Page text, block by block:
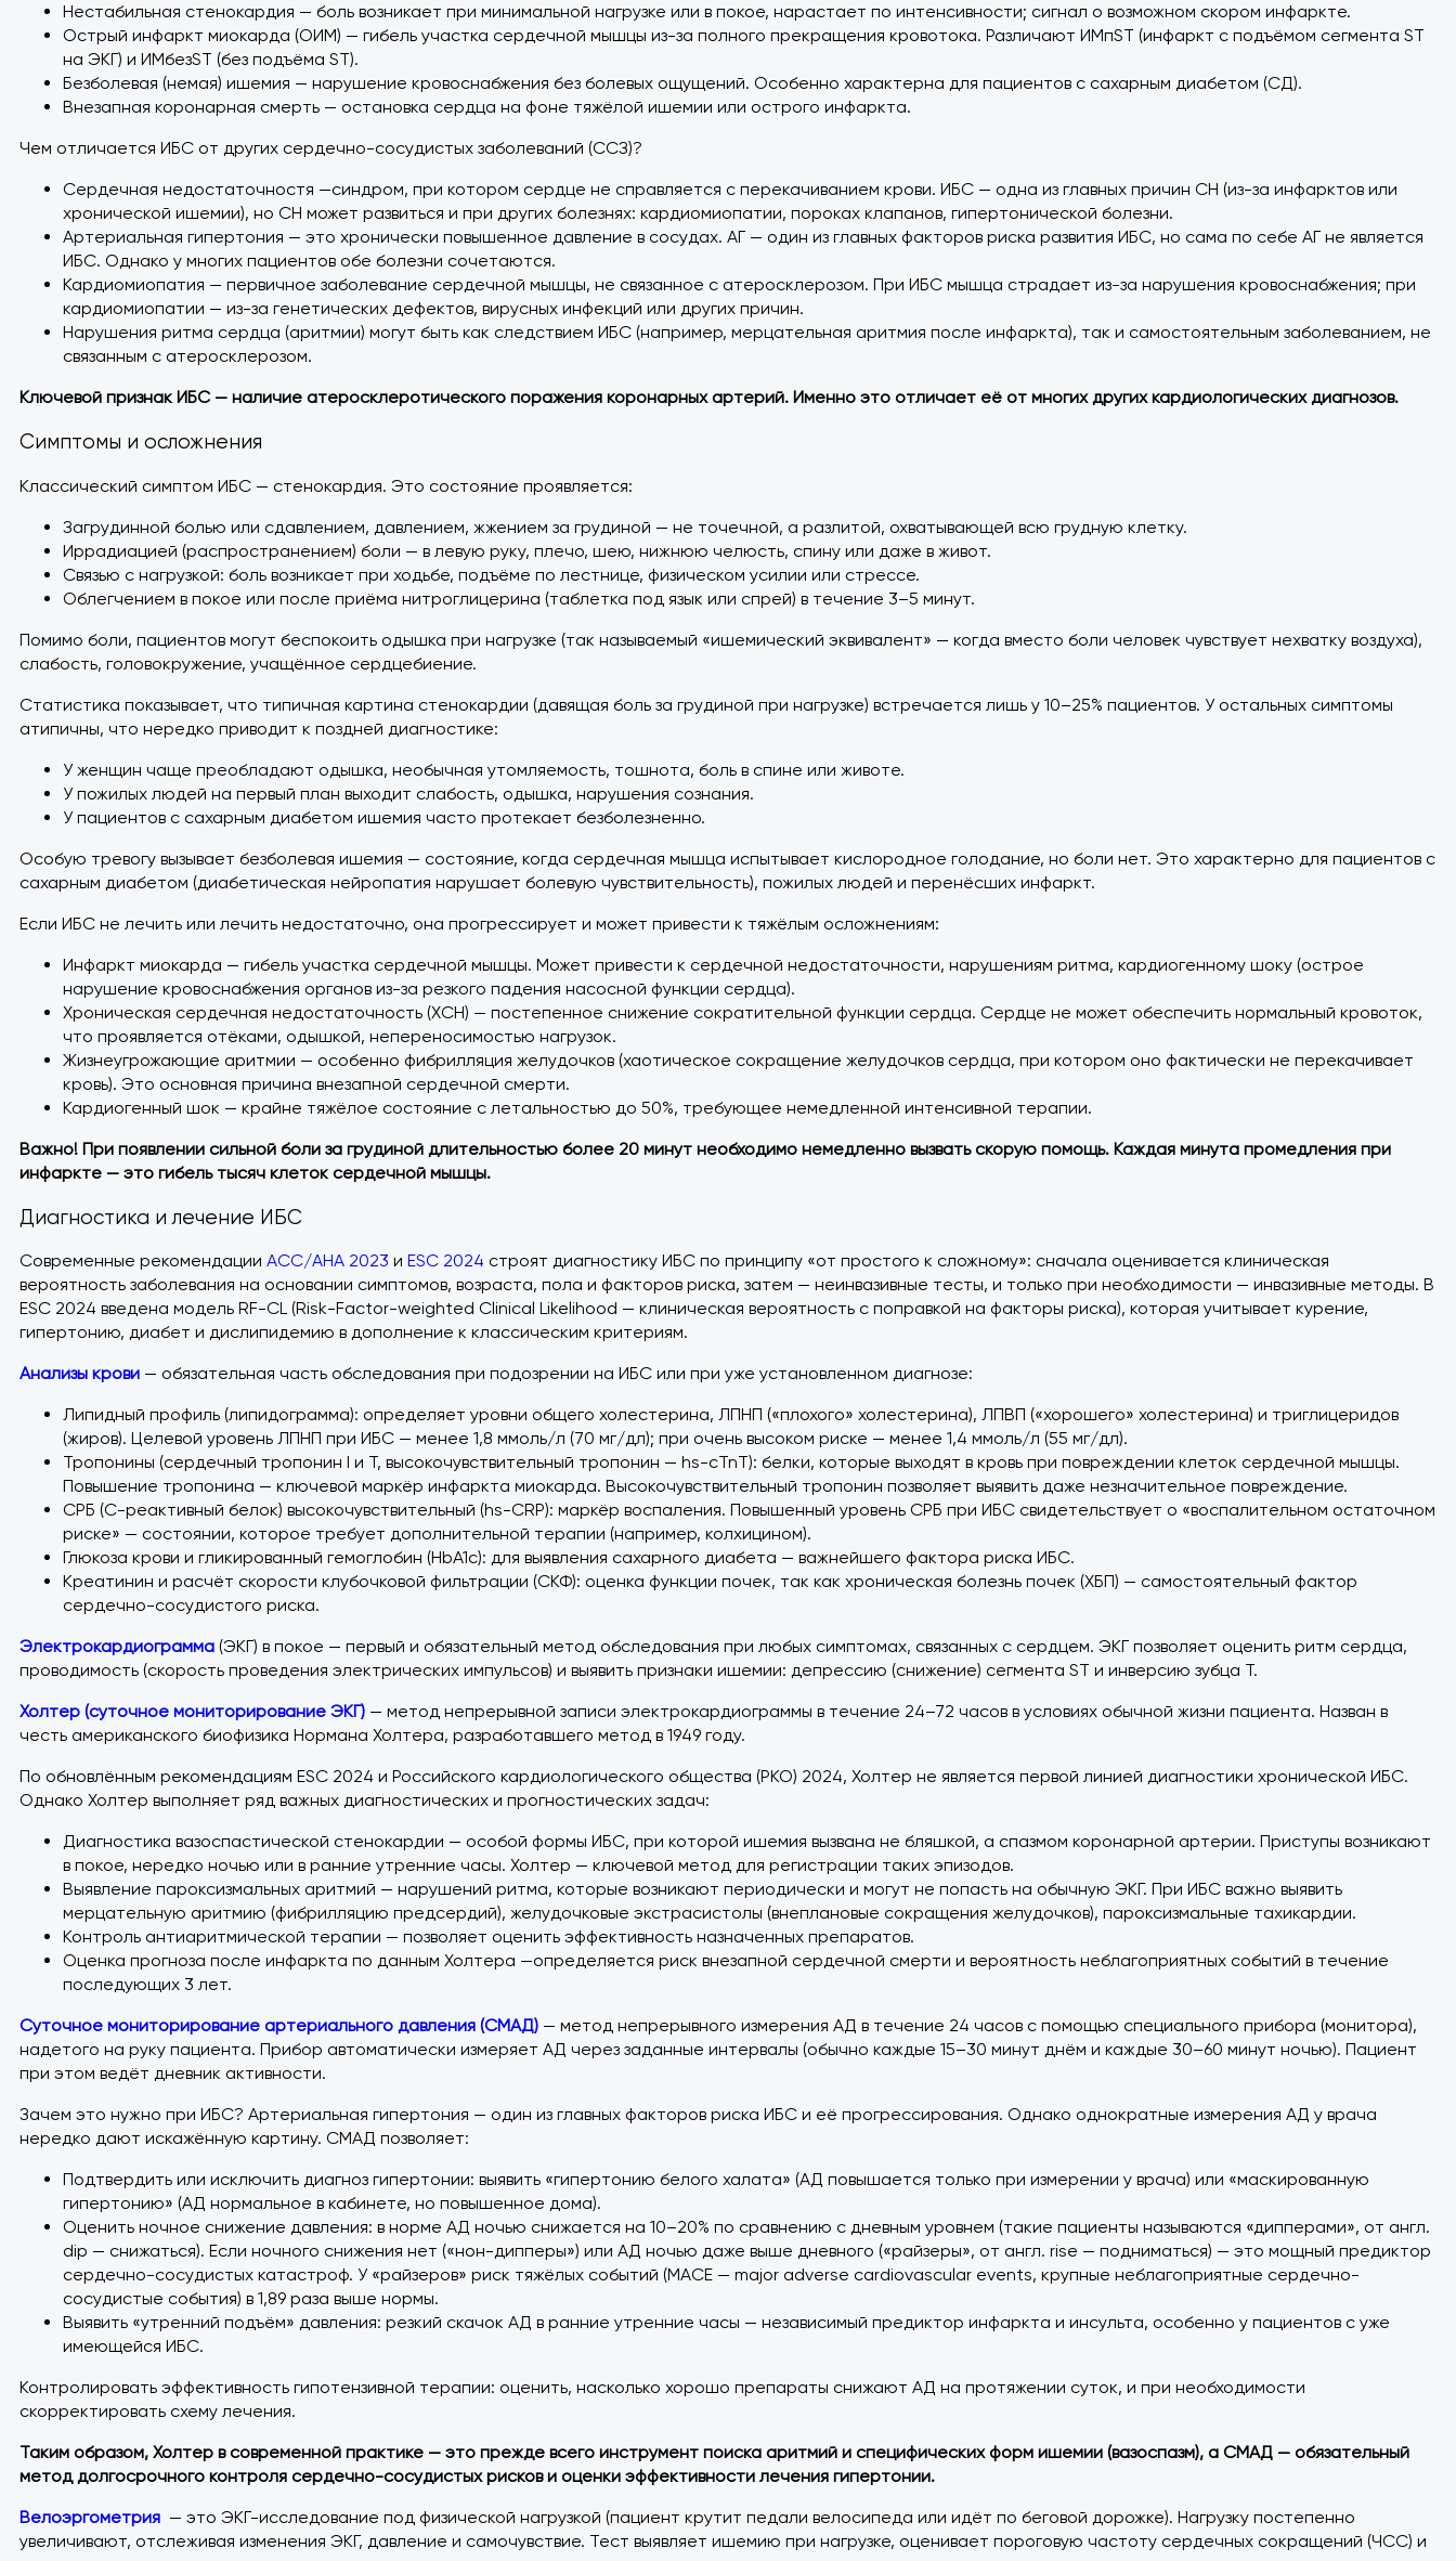
Нестабильная стенокардия — боль возникает при минимальной нагрузке или в покое, нарастает по интенсивности; сигнал о возможном скором инфаркте.
Острый инфаркт миокарда (ОИМ) — гибель участка сердечной мышцы из-за полного прекращения кровотока. Различают ИМпST (инфаркт с подъёмом сегмента ST
на ЭКГ) и ИМбезST (без подъёма ST).
Безболевая (немая) ишемия — нарушение кровоснабжения без болевых ощущений. Особенно характерна для пациентов с сахарным диабетом (СД).
Внезапная коронарная смерть — остановка сердца на фоне тяжёлой ишемии или острого инфаркта.
Чем отличается ИБС от других сердечно-сосудистых заболеваний (ССЗ)?
Сердечная недостаточностя —синдром, при котором сердце не справляется с перекачиванием крови. ИБС — одна из главных причин СН (из-за инфарктов или
хронической ишемии), но СН может развиться и при других болезнях: кардиомиопатии, пороках клапанов, гипертонической болезни.
Артериальная гипертония — это хронически повышенное давление в сосудах. АГ — один из главных факторов риска развития ИБС, но сама по себе АГ не является
ИБС. Однако у многих пациентов обе болезни сочетаются.
Кардиомиопатия — первичное заболевание сердечной мышцы, не связанное с атеросклерозом. При ИБС мышца страдает из-за нарушения кровоснабжения; при
кардиомиопатии — из-за генетических дефектов, вирусных инфекций или других причин.
Нарушения ритма сердца (аритмии) могут быть как следствием ИБС (например, мерцательная аритмия после инфаркта), так и самостоятельным заболеванием, не
связанным с атеросклерозом.
Ключевой признак ИБС — наличие атеросклеротического поражения коронарных артерий. Именно это отличает её от многих других кардиологических диагнозов.
Симптомы и осложнения
Классический симптом ИБС — стенокардия. Это состояние проявляется:
Загрудинной болью или сдавлением, давлением, жжением за грудиной — не точечной, а разлитой, охватывающей всю грудную клетку.
Иррадиацией (распространением) боли — в левую руку, плечо, шею, нижнюю челюсть, спину или даже в живот.
Связью с нагрузкой: боль возникает при ходьбе, подъёме по лестнице, физическом усилии или стрессе.
Облегчением в покое или после приёма нитроглицерина (таблетка под язык или спрей) в течение 3–5 минут.
Помимо боли, пациентов могут беспокоить одышка при нагрузке (так называемый «ишемический эквивалент» — когда вместо боли человек чувствует нехватку воздуха),
слабость, головокружение, учащённое сердцебиение.
Статистика показывает, что типичная картина стенокардии (давящая боль за грудиной при нагрузке) встречается лишь у 10–25% пациентов. У остальных симптомы
атипичны, что нередко приводит к поздней диагностике:
У женщин чаще преобладают одышка, необычная утомляемость, тошнота, боль в спине или животе.
У пожилых людей на первый план выходит слабость, одышка, нарушения сознания.
У пациентов с сахарным диабетом ишемия часто протекает безболезненно.
Особую тревогу вызывает безболевая ишемия — состояние, когда сердечная мышца испытывает кислородное голодание, но боли нет. Это характерно для пациентов с
сахарным диабетом (диабетическая нейропатия нарушает болевую чувствительность), пожилых людей и перенёсших инфаркт.
Если ИБС не лечить или лечить недостаточно, она прогрессирует и может привести к тяжёлым осложнениям:
Инфаркт миокарда — гибель участка сердечной мышцы. Может привести к сердечной недостаточности, нарушениям ритма, кардиогенному шоку (острое
нарушение кровоснабжения органов из-за резкого падения насосной функции сердца).
Хроническая сердечная недостаточность (ХСН) — постепенное снижение сократительной функции сердца. Сердце не может обеспечить нормальный кровоток,
что проявляется отёками, одышкой, непереносимостью нагрузок.
Жизнеугрожающие аритмии — особенно фибрилляция желудочков (хаотическое сокращение желудочков сердца, при котором оно фактически не перекачивает
кровь). Это основная причина внезапной сердечной смерти.
Кардиогенный шок — крайне тяжёлое состояние с летальностью до 50%, требующее немедленной интенсивной терапии.
Важно! При появлении сильной боли за грудиной длительностью более 20 минут необходимо немедленно вызвать скорую помощь. Каждая минута промедления при
инфаркте — это гибель тысяч клеток сердечной мышцы.
Диагностика и лечение ИБС
Современные рекомендации ACC/AHA 2023 и ESC 2024 строят диагностику ИБС по принципу «от простого к сложному»: сначала оценивается клиническая
вероятность заболевания на основании симптомов, возраста, пола и факторов риска, затем — неинвазивные тесты, и только при необходимости — инвазивные методы. В
ESC 2024 введена модель RF-CL (Risk-Factor-weighted Clinical Likelihood — клиническая вероятность с поправкой на факторы риска), которая учитывает курение,
гипертонию, диабет и дислипидемию в дополнение к классическим критериям.
Анализы крови — обязательная часть обследования при подозрении на ИБС или при уже установленном диагнозе:
Липидный профиль (липидограмма): определяет уровни общего холестерина, ЛПНП («плохого» холестерина), ЛПВП («хорошего» холестерина) и триглицеридов
(жиров). Целевой уровень ЛПНП при ИБС — менее 1,8 ммоль/л (70 мг/дл); при очень высоком риске — менее 1,4 ммоль/л (55 мг/дл).
Тропонины (сердечный тропонин I и T, высокочувствительный тропонин — hs-cTnT): белки, которые выходят в кровь при повреждении клеток сердечной мышцы.
Повышение тропонина — ключевой маркёр инфаркта миокарда. Высокочувствительный тропонин позволяет выявить даже незначительное повреждение.
СРБ (С-реактивный белок) высокочувствительный (hs-CRP): маркёр воспаления. Повышенный уровень СРБ при ИБС свидетельствует о «воспалительном остаточном
риске» — состоянии, которое требует дополнительной терапии (например, колхицином).
Глюкоза крови и гликированный гемоглобин (HbA1c): для выявления сахарного диабета — важнейшего фактора риска ИБС.
Креатинин и расчёт скорости клубочковой фильтрации (СКФ): оценка функции почек, так как хроническая болезнь почек (ХБП) — самостоятельный фактор
сердечно-сосудистого риска.
Электрокардиограмма (ЭКГ) в покое — первый и обязательный метод обследования при любых симптомах, связанных с сердцем. ЭКГ позволяет оценить ритм сердца,
проводимость (скорость проведения электрических импульсов) и выявить признаки ишемии: депрессию (снижение) сегмента ST и инверсию зубца T.
Холтер (суточное мониторирование ЭКГ) — метод непрерывной записи электрокардиограммы в течение 24–72 часов в условиях обычной жизни пациента. Назван в
честь американского биофизика Нормана Холтера, разработавшего метод в 1949 году.
По обновлённым рекомендациям ESC 2024 и Российского кардиологического общества (РКО) 2024, Холтер не является первой линией диагностики хронической ИБС.
Однако Холтер выполняет ряд важных диагностических и прогностических задач:
Диагностика вазоспастической стенокардии — особой формы ИБС, при которой ишемия вызвана не бляшкой, а спазмом коронарной артерии. Приступы возникают
в покое, нередко ночью или в ранние утренние часы. Холтер — ключевой метод для регистрации таких эпизодов.
Выявление пароксизмальных аритмий — нарушений ритма, которые возникают периодически и могут не попасть на обычную ЭКГ. При ИБС важно выявить
мерцательную аритмию (фибрилляцию предсердий), желудочковые экстрасистолы (внеплановые сокращения желудочков), пароксизмальные тахикардии.
Контроль антиаритмической терапии — позволяет оценить эффективность назначенных препаратов.
Оценка прогноза после инфаркта по данным Холтера —определяется риск внезапной сердечной смерти и вероятность неблагоприятных событий в течение
последующих 3 лет.
Суточное мониторирование артериального давления (СМАД) — метод непрерывного измерения АД в течение 24 часов с помощью специального прибора (монитора),
надетого на руку пациента. Прибор автоматически измеряет АД через заданные интервалы (обычно каждые 15–30 минут днём и каждые 30–60 минут ночью). Пациент
при этом ведёт дневник активности.
Зачем это нужно при ИБС? Артериальная гипертония — один из главных факторов риска ИБС и её прогрессирования. Однако однократные измерения АД у врача
нередко дают искажённую картину. СМАД позволяет:
Подтвердить или исключить диагноз гипертонии: выявить «гипертонию белого халата» (АД повышается только при измерении у врача) или «маскированную
гипертонию» (АД нормальное в кабинете, но повышенное дома).
Оценить ночное снижение давления: в норме АД ночью снижается на 10–20% по сравнению с дневным уровнем (такие пациенты называются «дипперами», от англ.
dip — снижаться). Если ночного снижения нет («нон-дипперы») или АД ночью даже выше дневного («райзеры», от англ. rise — подниматься) — это мощный предиктор
сердечно-сосудистых катастроф. У «райзеров» риск тяжёлых событий (MACE — major adverse cardiovascular events, крупные неблагоприятные сердечно-
сосудистые события) в 1,89 раза выше нормы.
Выявить «утренний подъём» давления: резкий скачок АД в ранние утренние часы — независимый предиктор инфаркта и инсульта, особенно у пациентов с уже
имеющейся ИБС.
Контролировать эффективность гипотензивной терапии: оценить, насколько хорошо препараты снижают АД на протяжении суток, и при необходимости
скорректировать схему лечения.
Таким образом, Холтер в современной практике — это прежде всего инструмент поиска аритмий и специфических форм ишемии (вазоспазм), а СМАД — обязательный
метод долгосрочного контроля сердечно-сосудистых рисков и оценки эффективности лечения гипертонии.
Велоэргометрия — это ЭКГ-исследование под физической нагрузкой (пациент крутит педали велосипеда или идёт по беговой дорожке). Нагрузку постепенно
увеличивают, отслеживая изменения ЭКГ, давление и самочувствие. Тест выявляет ишемию при нагрузке, оценивает пороговую частоту сердечных сокращений (ЧСС) и